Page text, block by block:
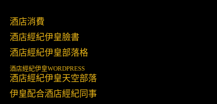
酒店消費
酒店經紀伊皇臉書
酒店經紀伊皇部落格
酒店經紀伊皇WORDPRESS
酒店經紀伊皇天空部落
伊皇配合酒店經紀同事